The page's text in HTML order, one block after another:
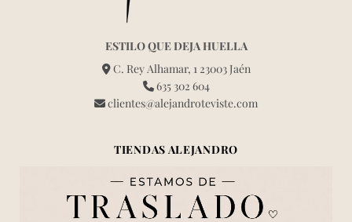
ESTILO QUE DEJA HUELLA
C. Rey Alhamar, 1 23003 Jaén
635 302 604
clientes@alejandroteviste.com
TIENDAS ALEJANDRO